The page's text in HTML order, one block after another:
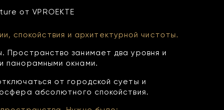
от VPROEKTE
спокойствия и архитектурной чистоты.
занимает два уровня и
панорамными окнами.
от городской суеты и
абсолютного спокойствия.